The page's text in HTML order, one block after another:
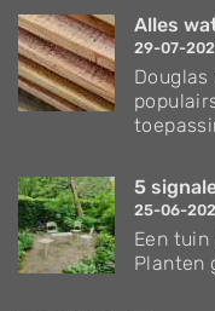
Alles
29-07-
5
25-06-
Een
Planten